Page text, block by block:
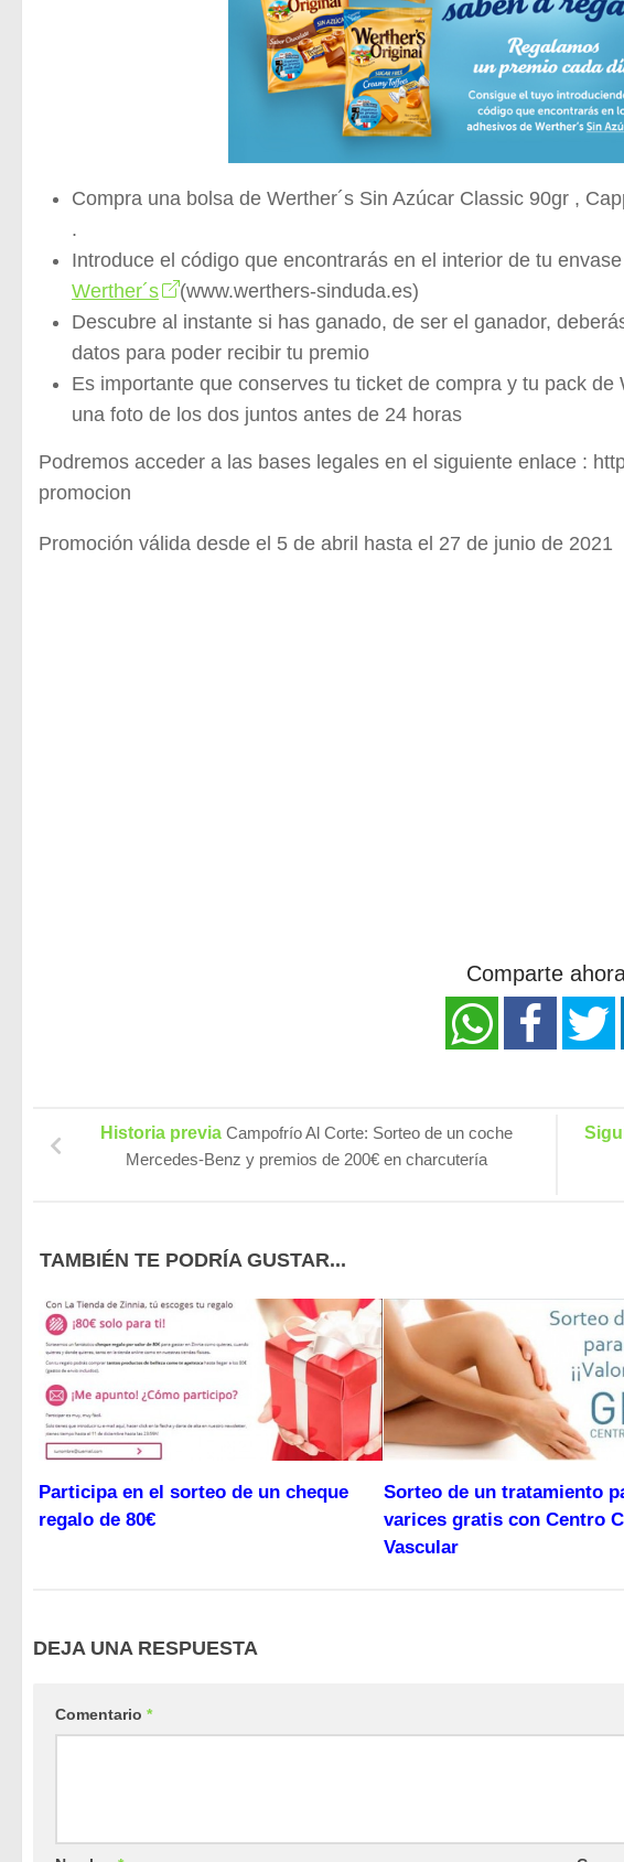
Compra una bolsa de Werther´s Sin Azúcar Classic 90gr ,
.
Introduce el código que encontrarás en el interior de tu
Werther´s
(www.werthers-sinduda.es)
Descubre al instante si has ganado, de ser el ganador,
datos para poder recibir tu premio
Es importante que conserves tu ticket de compra y tu pack
una foto de los dos juntos antes de 24 horas
Podremos acceder a las bases legales en el siguiente enlace :
promocion
Promoción válida desde el 5 de abril hasta el 27 de junio de 2021
Comparte
Historia previa Campofrío Al Corte: Sorteo de un coche
Mercedes-Benz y premios de 200€ en charcutería
TAMBIÉN TE PODRÍA GUSTAR...
Participa en el sorteo de un cheque
regalo de 80€
Sorteo de un tratamiento
varices gratis con Centro
Vascular
DEJA UNA RESPUESTA
Comentario *